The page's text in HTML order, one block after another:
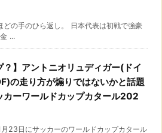
どの手のひら返し。 日本代表は初戦で強豪
...
？】アントニオリュディガー(ドイ
の走り方が煽りではないかと話題
カーワールドカップカタール202
23日にサッカーのワールドカップカタール